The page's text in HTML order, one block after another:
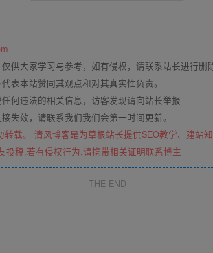
供大家学习与参考，如有侵权，请联系站长进行删
表本站赞同其观点和对其真实性负责。
何违法的相关信息，访客发现请向站长举报
失效，请联系我们我们会第一时间更新。
载。 清风博客是为草根站长提供SEO教学、建站
投稿,若有侵权行为,请携带相关证明联系博主
THE END